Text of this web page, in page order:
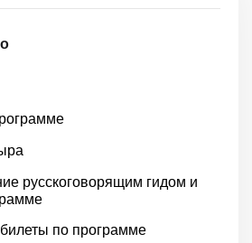
русскоговорящим гидом и
по программе